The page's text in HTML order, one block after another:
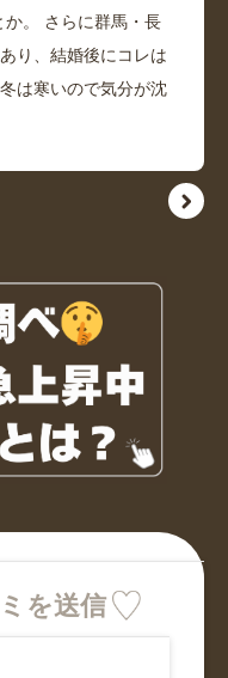
。 さらに群馬・長
り、結婚後にコレは
は寒いので気分が沈
を送信